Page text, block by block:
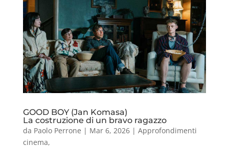
GOOD BOY (Jan Komasa)
La costruzione di un bravo ragazzo
da Paolo Perrone | Mar 6, 2026| Approfondimenti
cinema,